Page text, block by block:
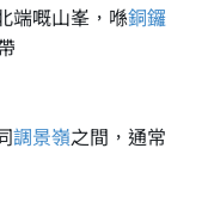
端嘅山峯，喺銅鑼
調景嶺之間，通常